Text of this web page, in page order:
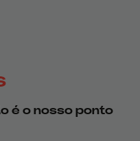
Linkedin
é o nosso ponto